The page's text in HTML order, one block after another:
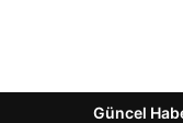
Güncel